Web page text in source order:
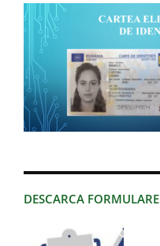
DESCARCA FORMULARE